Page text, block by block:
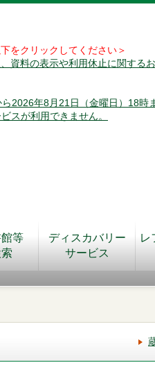
をクリックしてください＞
資料の表示や利用休止に関する
2026年8月21日（金曜日）18時
スが利用できません。
等
ディスカバリー
サービス
レ